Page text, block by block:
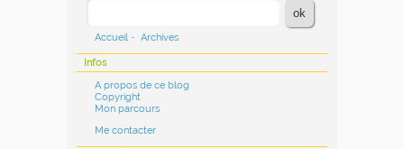
Accueil - Archives
Infos
A propos de ce blog
Copyright
Mon parcours
Me contacter